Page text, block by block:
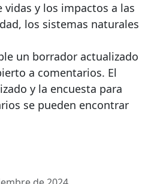
y los impactos a las
los sistemas naturales
un borrador actualizado
a comentarios. El
y la encuesta para
se pueden encontrar